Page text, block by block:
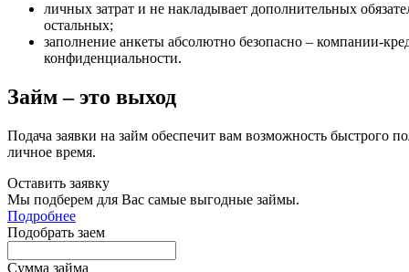
личных затрат и не накладывает дополнительных
остальных;
заполнение анкеты абсолютно безопасно – компании-
конфиденциальности.
Займ– это выход
Подача заявки на займ обеспечит вам возможность быстрого
личное время.
Оставить заявку
Мы подберем для Вас самые выгодные займы.
Подробнее
Подобрать заем
Сумма займа